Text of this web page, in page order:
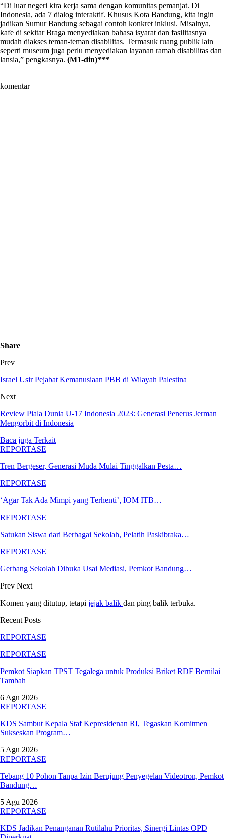
“Di luar negeri kira kerja sama dengan komunitas pemanjat. Di
Indonesia, ada 7 dialog interaktif. Khusus Kota Bandung, kita ingin
jadikan Sumur Bandung sebagai contoh konkret inklusi. Misalnya,
kafe di sekitar Braga menyediakan bahasa isyarat dan fasilitasnya
mudah diakses teman-teman disabilitas. Termasuk ruang publik lain
seperti museum juga perlu menyediakan layanan ramah disabilitas dan
lansia,” pengkasnya. (M1-din)***
komentar
Share
Prev
Israel Usir Pejabat Kemanusiaan PBB di Wilayah Palestina
Next
Review Piala Dunia U-17 Indonesia 2023: Generasi Penerus Jerman
Mengorbit di Indonesia
Baca juga Terkait
REPORTASE
Tren Bergeser, Generasi Muda Mulai Tinggalkan Pesta…
REPORTASE
‘Agar Tak Ada Mimpi yang Terhenti’, IOM ITB…
REPORTASE
Satukan Siswa dari Berbagai Sekolah, Pelatih Paskibraka…
REPORTASE
Gerbang Sekolah Dibuka Usai Mediasi, Pemkot Bandung…
Prev Next
Komen yang ditutup, tetapi jejak balik dan ping balik terbuka.
Recent Posts
REPORTASE
REPORTASE
Pemkot Siapkan TPST Tegalega untuk Produksi Briket RDF Bernilai
Tambah
6 Agu 2026
REPORTASE
KDS Sambut Kepala Staf Kepresidenan RI, Tegaskan Komitmen
Sukseskan Program…
5 Agu 2026
REPORTASE
Tebang 10 Pohon Tanpa Izin Berujung Penyegelan Videotron, Pemkot
Bandung…
5 Agu 2026
REPORTASE
KDS Jadikan Penanganan Rutilahu Prioritas, Sinergi Lintas OPD